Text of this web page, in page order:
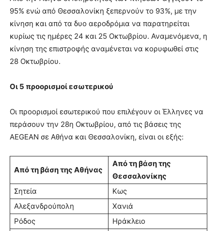
95% ενώ από Θεσσαλονίκη ξεπερνούν το 93%, με την
κίνηση και από τα δυο αεροδρόμια να παρατηρείται
κυρίως τις ημέρες 24 και 25 Οκτωβρίου. Αναμενόμενα, η
κίνηση της επιστροφής αναμένεται να κορυφωθεί στις
28 Οκτωβρίου.
Οι 5 προορισμοί εσωτερικού
Οι προορισμοί εσωτερικού που επιλέγουν οι Έλληνες να
περάσουν την 28η Οκτωβρίου, από τις βάσεις της
AEGEAN σε Αθήνα και Θεσσαλονίκη, είναι οι εξής:
Από τη βάση της Αθήνας
Από τη βάση της
Θεσσαλονίκης
Σητεία
Κως
Αλεξανδρούπολη
Χανιά
Ρόδος
Ηράκλειο